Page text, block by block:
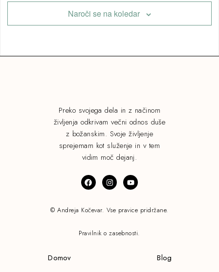
Naroči se na koledar
Preko svojega dela in z načinom
življenja odkrivam večni odnos duše
z božanskim. Svoje življenje
sprejemam kot služenje in v tem
vidim moč dejanj.
© Andreja Kočevar. Vse pravice pridržane.
Pravilnik o zasebnosti.
Domov Blog